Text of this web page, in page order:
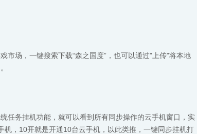
市场，一键搜索下载“森之国度”，也可以通过"上传"将本地
任务挂机功能，就可以看到所有同步操作的云手机窗口，实
机，10开就是开通10台云手机，以此类推，一键同步挂机打